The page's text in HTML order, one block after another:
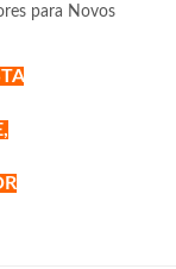
para Novos